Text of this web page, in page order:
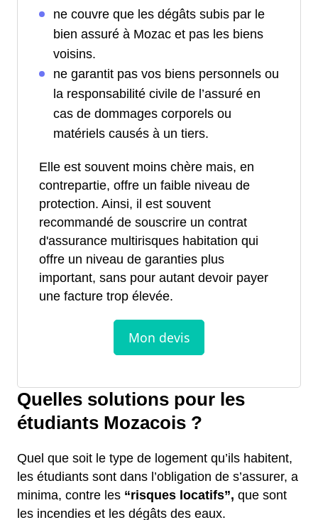
ne couvre que les dégâts subis par le
bien assuré à Mozac et pas les biens
voisins.
ne garantit pas vos biens personnels ou
la responsabilité civile de l’assuré en
cas de dommages corporels ou
matériels causés à un tiers.
Elle est souvent moins chère mais, en
contrepartie, offre un faible niveau de
protection. Ainsi, il est souvent
recommandé de souscrire un contrat
d'assurance multirisques habitation qui
offre un niveau de garanties plus
important, sans pour autant devoir payer
une facture trop élevée.
Quelles solutions pour les
étudiants Mozacois ?
Quel que soit le type de logement qu’ils habitent,
les étudiants sont dans l’obligation de s’assurer, a
minima, contre les “risques locatifs”, que sont
les incendies et les dégâts des eaux.